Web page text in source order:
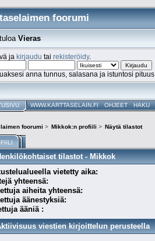
foorumi
Vieras
jakirjaudu tairekisteröidy.
anna tunnus, salasana ja istuntosi pituus
WWW.KARTTASELAIN.FI OHJEET HAKU
foorumi > Mikkok:n profiili > Näytä tilastot
tilastot - Mikkok
vietetty aika:
yhteensä:
aiheita yhteensä:
äänestyksiä:
ääniä :
viestien kirjoittelun perusteella